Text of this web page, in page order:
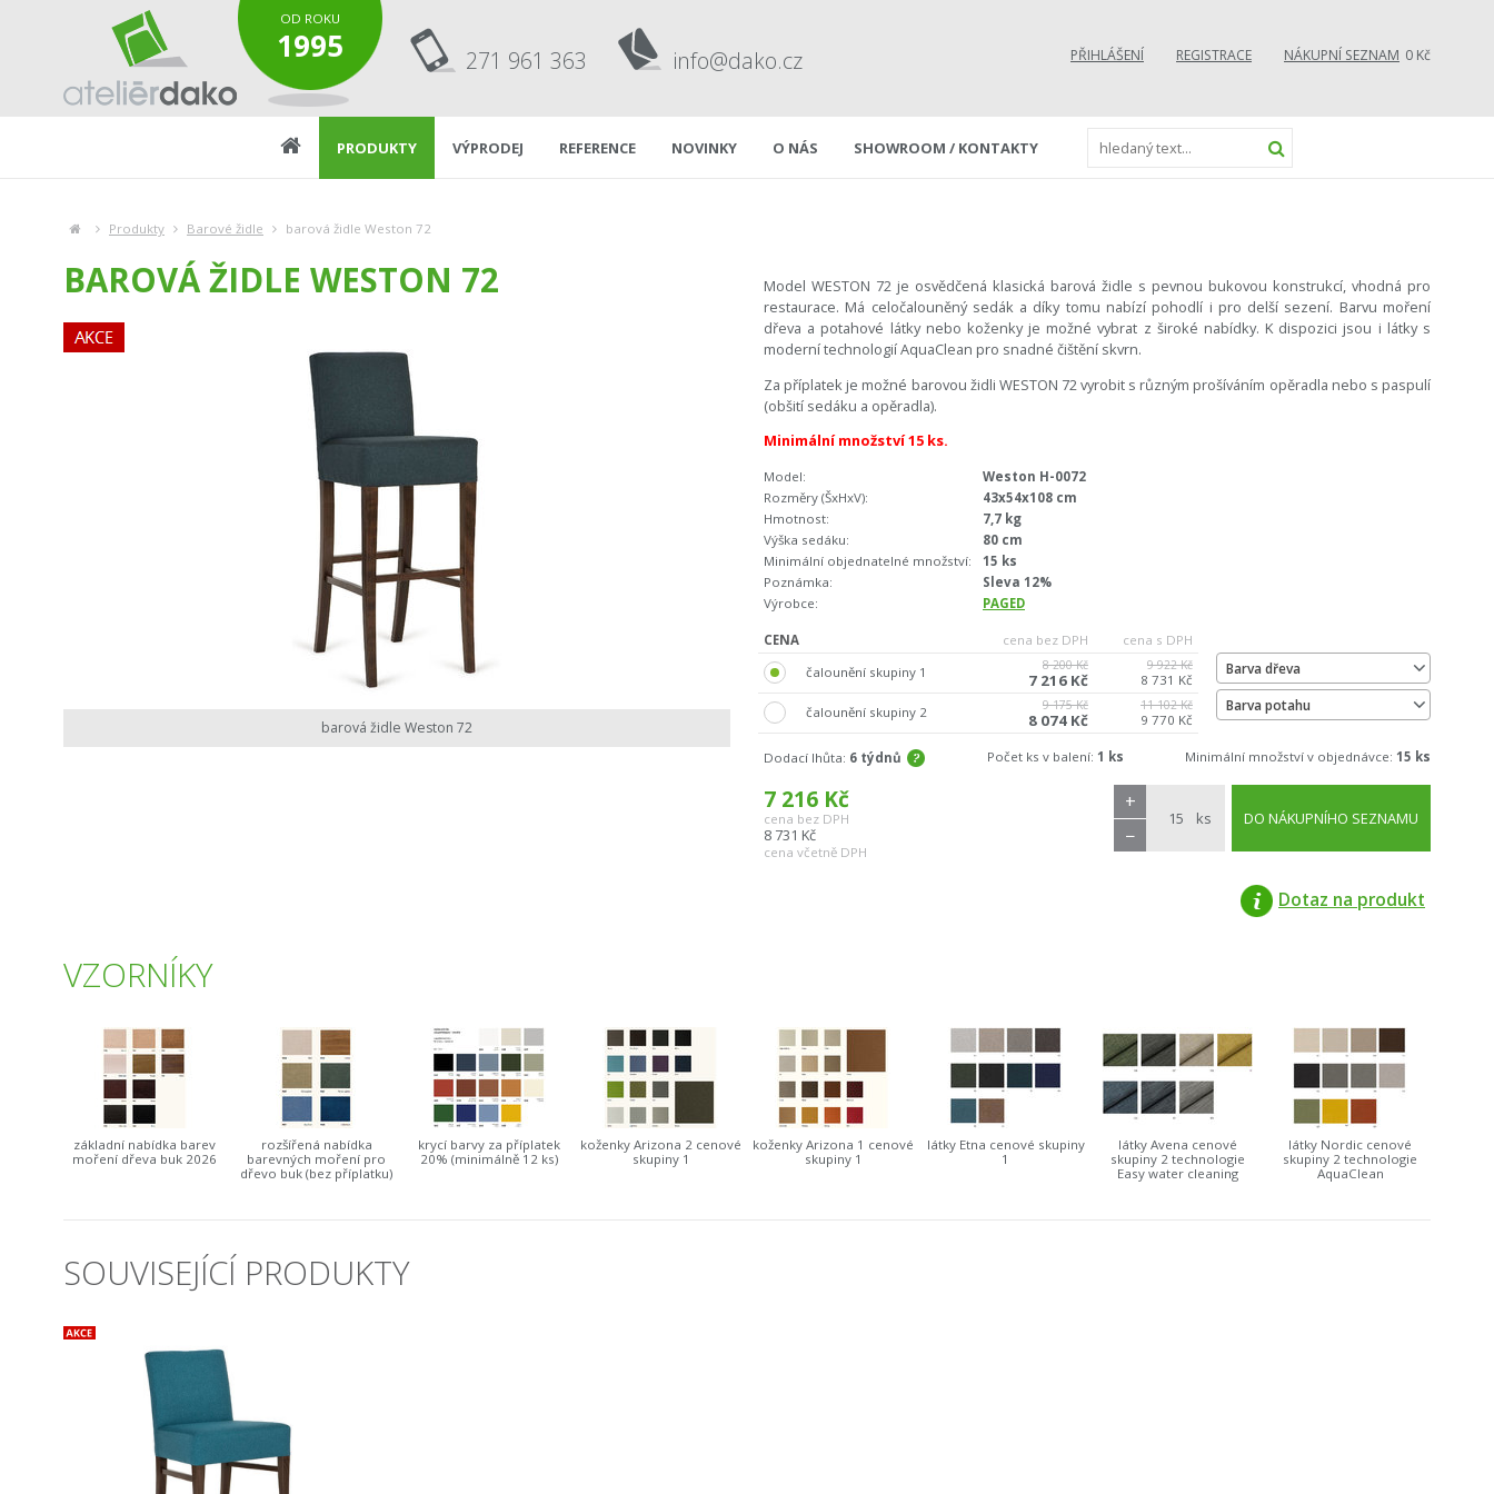
OD ROKU
1995 271 961 363 info@dako.cz PŘIHLÁŠENÍ REGISTRACE NÁKUPNÍ SEZNAM 0 Kč
PRODUKTY VÝPRODEJ REFERENCE NOVINKY O NÁS SHOWROOM / KONTAKTY
Produkty Barové židle barová židle Weston 72
BAROVÁ ŽIDLE WESTON 72
barová židle Weston 72
Model WESTON 72 je osvědčená klasická barová židle s pevnou bukovou konstrukcí, vhodná pro
restaurace. Má celočalouněný sedák a díky tomu nabízí pohodlí i pro delší sezení. Barvu moření
dřeva a potahové látky nebo koženky je možné vybrat z široké nabídky. K dispozici jsou i látky s
moderní technologií AquaClean pro snadné čištění skvrn.
Za příplatek je možné barovou židli WESTON 72 vyrobit s různým prošíváním opěradla nebo s paspulí
(obšití sedáku a opěradla).
Minimální množství 15 ks.
Model:
Weston H-0072
Rozměry (ŠxHxV):
43x54x108 cm
Hmotnost:
7,7 kg
Výška sedáku:
80 cm
Minimální objednatelné množství:
15 ks
Poznámka:
Sleva 12%
Výrobce:
PAGED
CENA cena bez DPH
cena s DPH
čalounění skupiny 1
8 200 Kč
7 216 Kč
9 922 Kč
8 731 Kč
čalounění skupiny 2
9 175 Kč
8 074 Kč
11 102 Kč
9 770 Kč
Barva dřeva
Barva potahu
Dodací lhůta: 6 týdnů Počet ks v balení: 1 ks Minimální množství v objednávce: 15 ks
7 216 Kč
cena bez DPH
8 731 Kč
cena včetně DPH
ks
+
−
DO NÁKUPNÍHO SEZNAMU
Dotaz na produkt
VZORNÍKY
základní nabídka barev
moření dřeva buk 2026
rozšířená nabídka
barevných moření pro
dřevo buk (bez příplatku)
krycí barvy za příplatek
20% (minimálně 12 ks)
koženky Arizona 2 cenové
skupiny 1
koženky Arizona 1 cenové
skupiny 1
látky Etna cenové skupiny
1
látky Avena cenové
skupiny 2 technologie
Easy water cleaning
látky Nordic cenové
skupiny 2 technologie
AquaClean
SOUVISEJÍCÍ PRODUKTY